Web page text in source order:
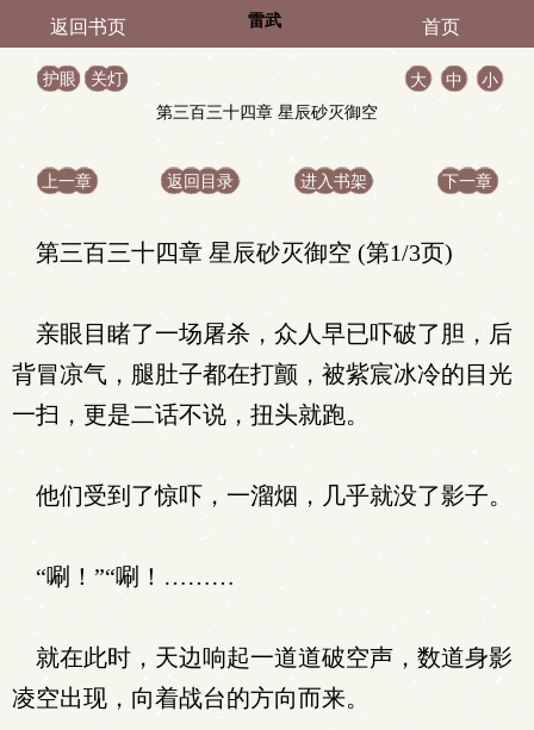
返回书页 雷武 首页
护眼 关灯 大 中
小
第三百三十四章 星辰砂灭御空
上一章 返回目录 进入书架 下一章
第三百三十四章 星辰砂灭御空 (第1/3页)
亲眼目睹了一场屠杀，众人早已吓破了胆，后
背冒凉气，腿肚子都在打颤，被紫宸冰冷的目光
一扫，更是二话不说，扭头就跑。
他们受到了惊吓，一溜烟，几乎就没了影子。
“唰！”“唰！………
就在此时，天边响起一道道破空声，数道身影
凌空出现，向着战台的方向而来。